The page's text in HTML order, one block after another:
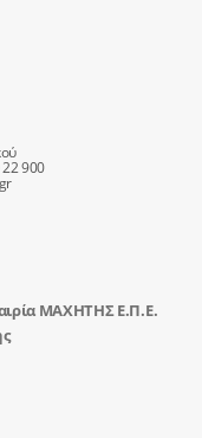
900
ΜΑΧΗΤΗΣ Ε.Π.Ε.